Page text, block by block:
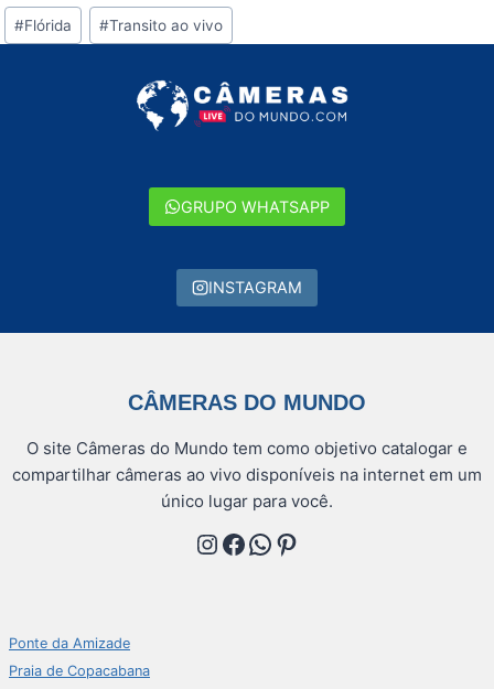
Tags
do
#Flórida #Transito ao vivo
GRUPO WHATSAPP
INSTAGRAM
CÂMERAS DO MUNDO
O site Câmeras do Mundo tem como objetivo catalogar e
compartilhar câmeras ao vivo disponíveis na internet em um
único lugar para você.
Instagram
Facebook
WhatsApp
Pinterest
Ponte da Amizade
Praia de Copacabana